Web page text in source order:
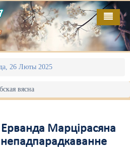
26 Люты 2025
вясна
Марцірасяна
непадпарадкаванне